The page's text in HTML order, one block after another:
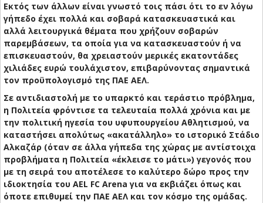
Εκτός των άλλων είναι γνωστό τοις πάσι ότι το εν λόγω
γήπεδο έχει πολλά και σοβαρά κατασκευαστικά και
αλλά λειτουργικά θέματα που χρήζουν σοβαρών
παρεμβάσεων, τα οποία για να κατασκευαστούν ή να
επισκευαστούν, θα χρειαστούν μερικές εκατοντάδες
χιλιάδες ευρώ τουλάχιστον, επιβαρύνοντας σημαντικά
τον προϋπολογισμό της ΠΑΕ ΑΕΛ.
Σε αντιδιαστολή με το υπαρκτό και τεράστιο πρόβλημα,
η Πολιτεία φρόντισε τα τελευταία πολλά χρόνια και με
την πολιτική ηγεσία του υφυπουργείου Αθλητισμού, να
καταστήσει απολύτως «ακατάλληλο» το ιστορικό Στάδιο
Αλκαζάρ (όταν σε άλλα γήπεδα της χώρας με αντίστοιχα
προβλήματα η Πολιτεία «έκλεισε το μάτι») γεγονός που
με τη σειρά του αποτέλεσε το καλύτερο δώρο προς την
ιδιοκτησία του AEL FC Arena για να εκβιάζει όπως και
όποτε επιθυμεί την ΠΑΕ ΑΕΛ και τον κόσμο της ομάδας.